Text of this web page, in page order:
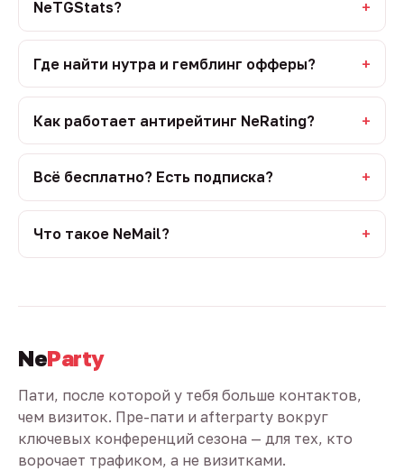
NeTGStats?
Где найти нутра и гемблинг офферы?
Как работает антирейтинг NeRating?
Всё бесплатно? Есть подписка?
Что такое NeMail?
NeParty
Пати, после которой у тебя больше контактов,
чем визиток. Пре-пати и afterparty вокруг
ключевых конференций сезона — для тех, кто
ворочает трафиком, а не визитками.